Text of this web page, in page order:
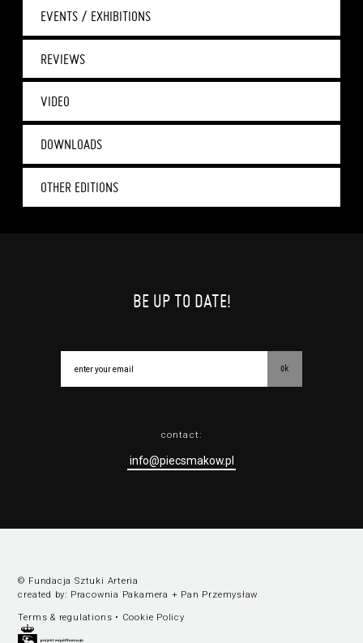
EVENTS / EXHIBITIONS
REVIEWS
VIDEO
DOWNLOADS
OTHER EDITIONS
BE UP TO DATE!
ok
contact:
info@piecsmakow.pl
© Fundacja Sztuki Arteria
created by: Pracownia Pakamera + Pan Przemysław
Terms & regulations • Cookie Policy